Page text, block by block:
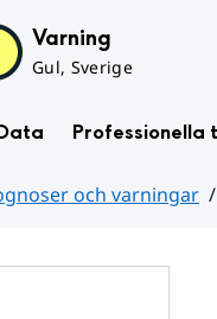
Varning
Gul, Sverige
Professionella
och varningar
för
varningar